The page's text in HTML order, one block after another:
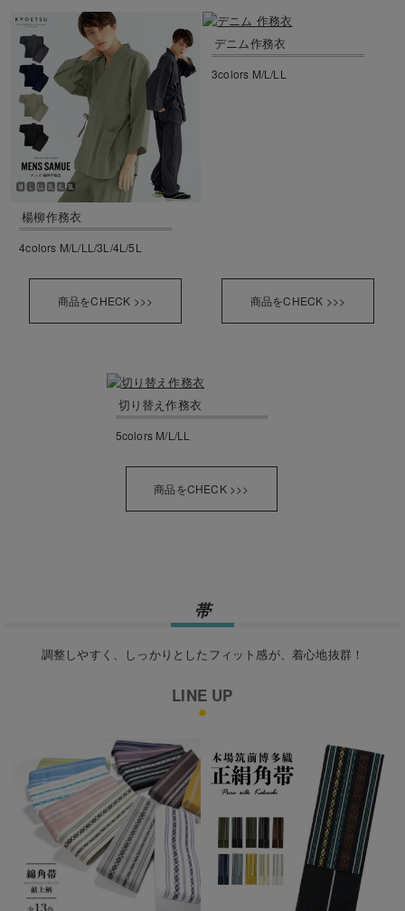
楊柳作務衣
4colors M/L/LL/3L/4L/5L
商品をCHECK >>>
デニム作務衣
3colors M/L/LL
商品をCHECK >>>
切り替え作務衣
5colors M/L/LL
商品をCHECK >>>
帯
調整しやすく、しっかりとしたフィット感が、着心地抜群！
LINE UP